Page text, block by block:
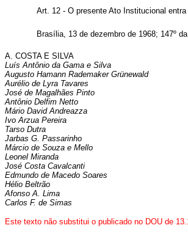
Art. 12 - O presente Ato Institucional
Brasília, 13 de dezembro de 1968; 147º
A. COSTA E SILVA
Luís Antônio da Gama e Silva
Augusto Hamann Rademaker Grünewald
Aurélio de Lyra Tavares
José de Magalhães Pinto
Antônio Delfim Netto
Mário David Andreazza
Ivo Arzua Pereira
Tarso Dutra
Jarbas G. Passarinho
Márcio de Souza e Mello
Leonel Miranda
José Costa Cavalcanti
Edmundo de Macedo Soares
Hélio Beltrão
Afonso A. Lima
Carlos F. de Simas
Este texto não substitui o publicado no DOU de